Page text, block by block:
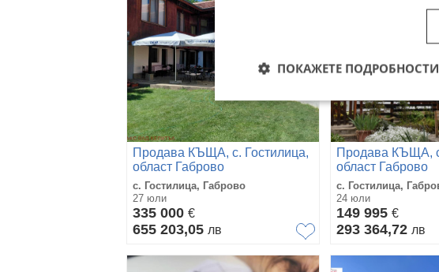
Продава КЪЩА, с. Гостилица,
област Габрово
с. Гостилица, Габрово
27 юли
335 000 €
655 203,05 лв
Продава КЪЩА,
област Габрово
с. Гостилица,
24 юли
149 995 €
293 364,72 лв
ПОКАЖЕТЕ ПОДРОБНОСТИ